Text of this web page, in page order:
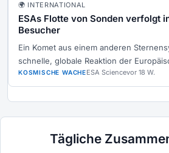
🌍 INTERNATIONAL
ESAs Flotte von Sonden verfolgt
Besucher
Ein Komet aus einem anderen
schnelle, globale Reaktion der
KOSMISCHE WACHEESA Sciencevor 18 W.
Tägliche